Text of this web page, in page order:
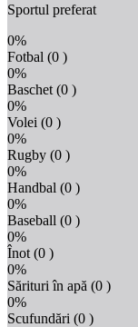
Sportul preferat
0%
Fotbal (0 )
0%
Baschet (0 )
0%
Volei (0 )
0%
Rugby (0 )
0%
Handbal (0 )
0%
Baseball (0 )
0%
Înot (0 )
0%
Sărituri în apă (0 )
0%
Scufundări (0 )